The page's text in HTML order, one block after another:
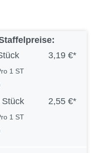
3,19 €*
1 ST
Stück 2,55 €*
1 ST